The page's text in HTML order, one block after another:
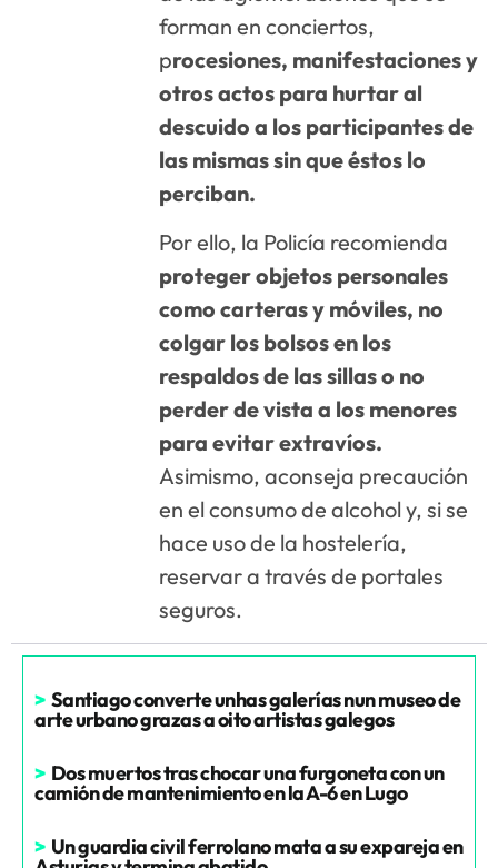
forman en conciertos,
procesiones, manifestaciones y
otros actos para hurtar al
descuido a los participantes de
las mismas sin que éstos lo
perciban.
Por ello, la Policía recomienda
proteger objetos personales
como carteras y móviles, no
colgar los bolsos en los
respaldos de las sillas o no
perder de vista a los menores
para evitar extravíos.
Asimismo, aconseja precaución
en el consumo de alcohol y, si se
hace uso de la hostelería,
reservar a través de portales
seguros.
> Santiago converte unhas galerías nun museo de
arte urbano grazas a oito artistas galegos
> Dos muertos tras chocar una furgoneta con un
camión de mantenimiento en la A-6 en Lugo
> Un guardia civil ferrolano mata a su expareja en